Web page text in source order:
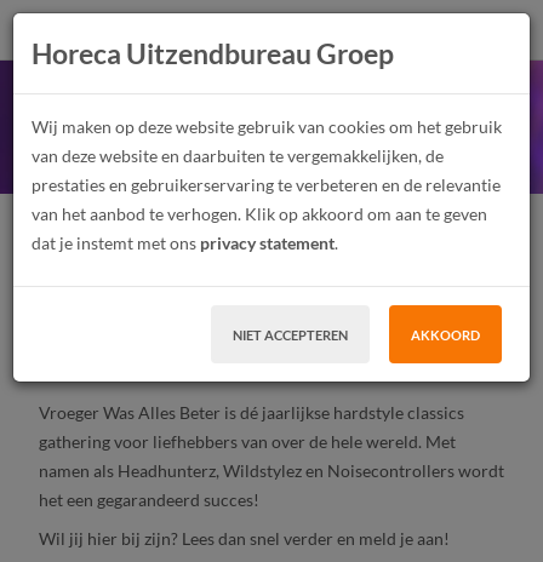
Vroeger Was Alles Beter
Festivalmedewerker Junior
Parttime
Vroeger Was Alles Beter is dé jaarlijkse hardstyle classics
gathering voor liefhebbers van over de hele wereld. Met
namen als Headhunterz, Wildstylez en Noisecontrollers wordt
het een gegarandeerd succes!
Wil jij hier bij zijn? Lees dan snel verder en meld je aan!
Horeca Uitzendbureau Groep
Wij maken op deze website gebruik van cookies om het gebruik
van deze website en daarbuiten te vergemakkelijken, de
prestaties en gebruikerservaring te verbeteren en de relevantie
van het aanbod te verhogen. Klik op akkoord om aan te geven
dat je instemt met ons privacy statement.
NIET ACCEPTEREN AKKOORD